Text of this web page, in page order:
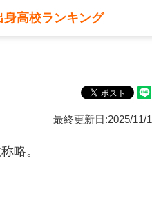
身高校ランキング
最終更新日:2025/11/1
略。